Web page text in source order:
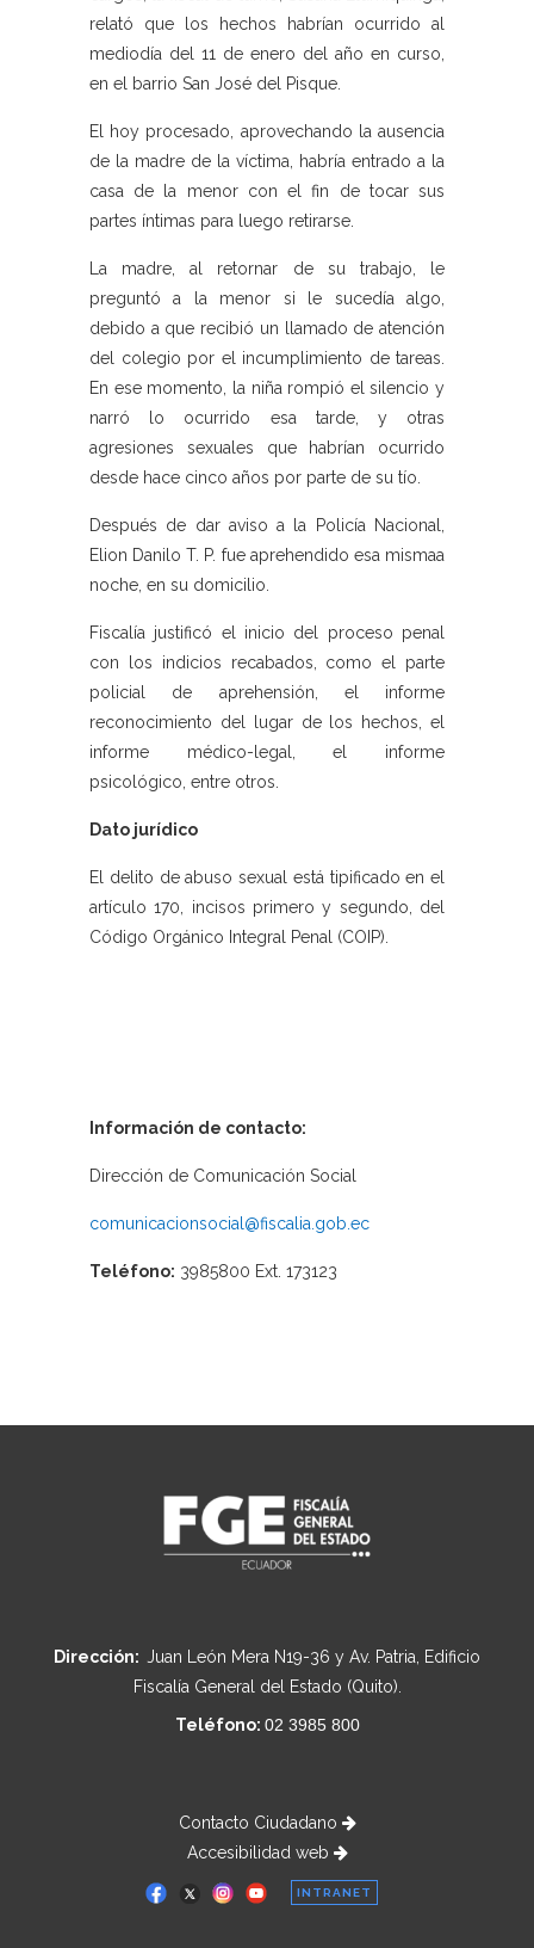
relató que los hechos habrían ocurrido al
mediodía del 11 de enero del año en curso,
en el barrio San José del Pisque.
El hoy procesado, aprovechando la ausencia
de la madre de la víctima, habría entrado a la
casa de la menor con el fin de tocar sus
partes íntimas para luego retirarse.
La madre, al retornar de su trabajo, le
preguntó a la menor si le sucedía algo,
debido a que recibió un llamado de atención
del colegio por el incumplimiento de tareas.
En ese momento, la niña rompió el silencio y
narró lo ocurrido esa tarde, y otras
agresiones sexuales que habrían ocurrido
desde hace cinco años por parte de su tío.
Después de dar aviso a la Policía Nacional,
Elion Danilo T. P. fue aprehendido esa mismaa
noche, en su domicilio.
Fiscalía justificó el inicio del proceso penal
con los indicios recabados, como el parte
policial de aprehensión, el informe
reconocimiento del lugar de los hechos, el
informe médico-legal, el informe
psicológico, entre otros.
Dato jurídico
El delito de abuso sexual está tipificado en el
artículo 170, incisos primero y segundo, del
Código Orgánico Integral Penal (COIP).
Información de contacto:
Dirección de Comunicación Social
comunicacionsocial@fiscalia.gob.ec
Teléfono: 3985800 Ext. 173123
Dirección: Juan León Mera N19-36 y Av. Patria, Edificio
Fiscalía General del Estado (Quito).
Teléfono: 02 3985 800
Contacto Ciudadano
Accesibilidad web
INTRANET